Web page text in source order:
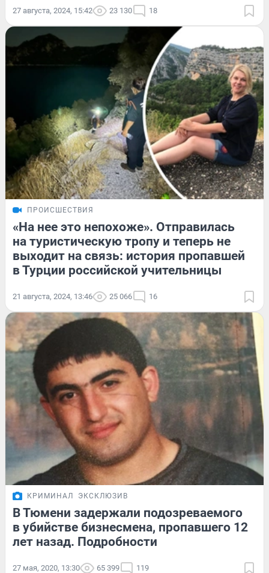
27 августа, 2024, 15:42 23 130 18
ПРОИСШЕСТВИЯ
«На нее это непохоже». Отправилась
на туристическую тропу и теперь не
выходит на связь: история пропавшей
в Турции российской учительницы
21 августа, 2024, 13:46 25 066 16
КРИМИНАЛ ЭКСКЛЮЗИВ
В Тюмени задержали подозреваемого
в убийстве бизнесмена, пропавшего 12
лет назад. Подробности
27 мая, 2020, 13:30 65 399 119